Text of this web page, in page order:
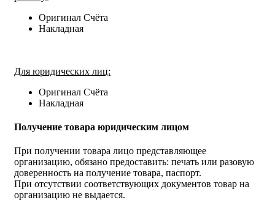
Оригинал Счёта
Накладная
Для юридических лиц:
Оригинал Счёта
Накладная
Получение товара юридическим лицом
При получении товара лицо представляющее
организацию, обязано предоставить: печать или разовую
доверенность на получение товара, паспорт.
При отсутствии соответствующих документов товар на
организацию не выдается.